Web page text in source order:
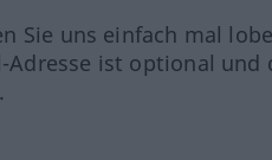
Sie uns einfach mal
Adresse ist optional und